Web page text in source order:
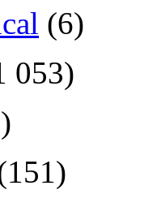
(6)
053)